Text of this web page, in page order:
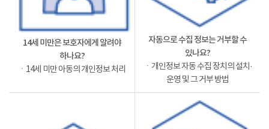
14세 미만은 보호자에게 알려야
하나요?
ㆍ14세 미만 아동의 개인정보 처리
자동으로 수집 정보는 거부할 수
있나요?
ㆍ개인정보 자동 수집 장치의 설치·
운영 및 그 거부 방법